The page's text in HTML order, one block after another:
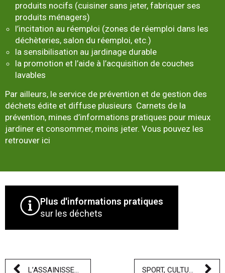
produits nocifs (cuisiner sans jeter, fabriquer ses
produits ménagers)
l’incitation au réemploi (zones de réemploi dans les
déchèteries, salon du réemploi, etc.)
la sensibilisation au jardinage durable
la promotion et l’aide à l’acquisition de couches
lavables
Par ailleurs, le service de prévention et de gestion des
déchets édite et diffuse plusieurs Carnets de la
prévention, mines d’informations pratiques pour mieux
jardiner et consommer, moins jeter. Vous pouvez les
retrouver ici
Plus d'informations pratiques
sur les déchets